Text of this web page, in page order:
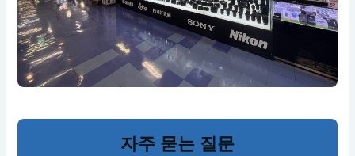
자주 묻는 질문